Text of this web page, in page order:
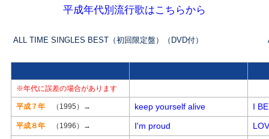
平成年代別流行歌はこちらから
ALL TIME SINGLES BEST（初回限定盤）（DVD付）
※年代に誤差の場合があります
平成７年 （1995）→ keep yourself alive I
平成８年 （1996）→ I'm proud